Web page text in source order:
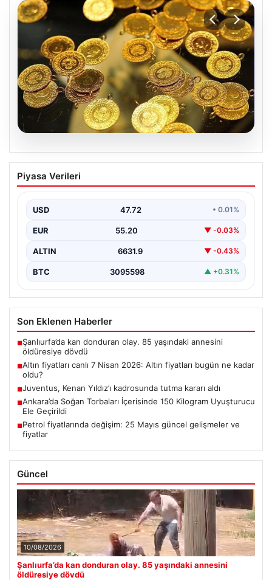
Altın fiyatları canlı 7 Nisan 2026: Altın
fiyatları bugün ne kadar oldu?
Piyasa Verileri
USD 47.72 • 0.01%
EUR 55.20 ▼ -0.03%
ALTIN 6631.9 ▼ -0.43%
BTC 3095598 ▲ +0.31%
Son Eklenen Haberler
■Şanlıurfa’da kan donduran olay. 85 yaşındaki annesini
öldüresiye dövdü
■Altın fiyatları canlı 7 Nisan 2026: Altın fiyatları bugün ne kadar
oldu?
■Juventus, Kenan Yıldız’ı kadrosunda tutma kararı aldı
■Ankara’da Soğan Torbaları İçerisinde 150 Kilogram Uyuşturucu
Ele Geçirildi
■Petrol fiyatlarında değişim: 25 Mayıs güncel gelişmeler ve
fiyatlar
Güncel
10/08/2026
Şanlıurfa’da kan donduran olay. 85 yaşındaki annesini
öldüresiye dövdü